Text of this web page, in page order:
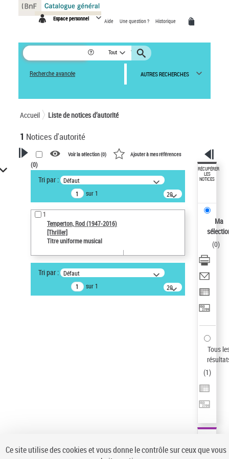
Espace personnel Aide Une question ? Historique
Tout
Recherche avancée AUTRES RECHERCHES
Accueil Liste de notices d’autorité
1 Notices d'autorité
VOTRE RECHERCHE
Recherche avancée dans les
notices d’autorité
Œuvres liées à l'auteur :
Temperton, Rod (1947-2016)
Type de notice d'autorité
Type de notice d'autorité
Voir la sélection (0) Ajouter à mes références
(0)
Tri par : Défaut
sur 1
20
résultats/page
1
Temperton, Rod (1947-2016)
[Thriller]
Titre uniforme musical
Tri par : Défaut
sur 1
20
résultats/page
RÉCUPÉRER
LES
NOTICES
Ma
(0)
Tous
(1)
Panneau de gestion des cookies
Ce site utilise des cookies et vous donne le contrôle sur ceux que vous